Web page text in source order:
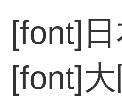
[font]
[font]